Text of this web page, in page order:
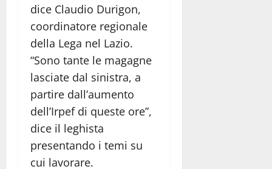
dice Claudio Durigon,
coordinatore regionale
della Lega nel Lazio.
“Sono tante le magagne
lasciate dal sinistra, a
partire dall’aumento
dell’Irpef di queste ore”,
dice il leghista
presentando i temi su
cui lavorare.